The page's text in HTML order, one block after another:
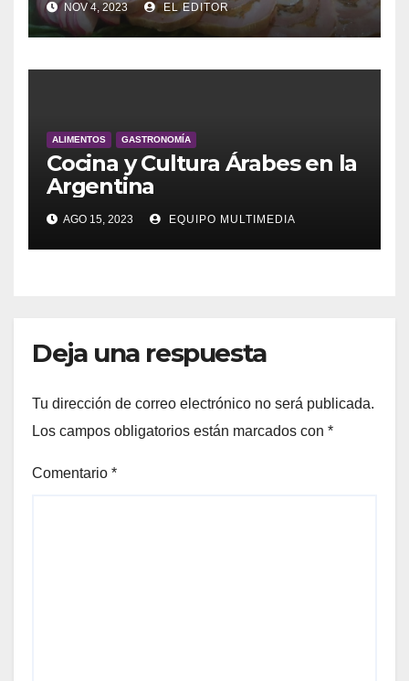
NOV 4, 2023 EL EDITOR
ALIMENTOS GASTRONOMÍA
Cocina y Cultura Árabes en la
Argentina
AGO 15, 2023 EQUIPO MULTIMEDIA
Deja una respuesta
Tu dirección de correo electrónico no será publicada.
Los campos obligatorios están marcados con *
Comentario *